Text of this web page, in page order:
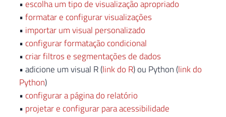
• escolha um tipo de visualização apropriado
•formatar e configurar visualizações
• importar um visual personalizado
• configurar formatação condicional
• criar filtros e segmentações de dados
• adicione um visual R (link do R) ou Python (link do
Python)
• configurar a página do relatório
• projetar e configurar para acessibilidade